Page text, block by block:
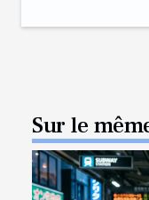
Sur le